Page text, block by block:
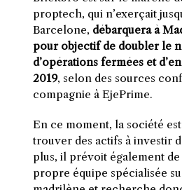
proptech, qui n’exerçait
Barcelone, débarquera à
pour objectif de doubler le
d’opérations fermées et
2019, selon des sources
compagnie à EjePrime.
En ce moment, la société
trouver des actifs à investir
plus, il prévoit également de
propre équipe spécialisée